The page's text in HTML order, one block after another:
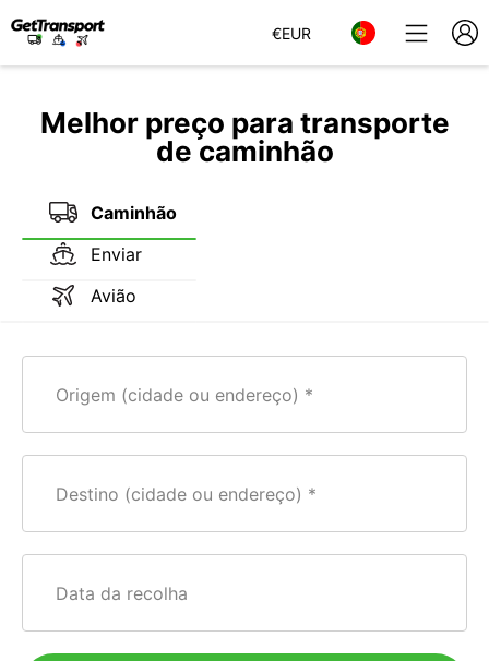
€EUR
Melhor preço para transporte
de caminhão
Caminhão
Enviar
Avião
Origem (cidade ou endereço)
Destino (cidade ou endereço)
Data da recolha